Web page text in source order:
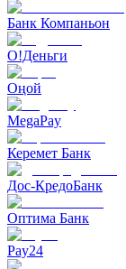
Банк Компаньон
O!Деньги
Оңой
MegaPay
Керемет Банк
Дос-КредоБанк
Оптима Банк
Pay24